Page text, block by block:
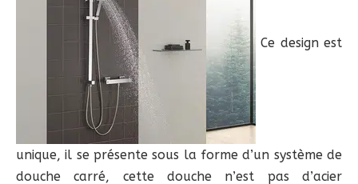
Ce design est
unique, il se présente sous la forme d’un système de
douche carré, cette douche n’est pas d’acier